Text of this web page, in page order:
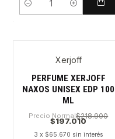
Cantidad
Xerjoff
PERFUME XERJOFF
NAXOS UNISEX EDP 100
ML
Precio Normal$218.900
$197.010
3 x $65.670 sin interés